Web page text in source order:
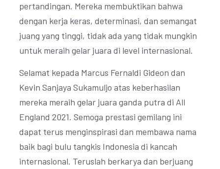
pertandingan. Mereka membuktikan bahwa
dengan kerja keras, determinasi, dan semangat
juang yang tinggi, tidak ada yang tidak mungkin
untuk meraih gelar juara di level internasional.
Selamat kepada Marcus Fernaldi Gideon dan
Kevin Sanjaya Sukamuljo atas keberhasilan
mereka meraih gelar juara ganda putra di All
England 2021. Semoga prestasi gemilang ini
dapat terus menginspirasi dan membawa nama
baik bagi bulu tangkis Indonesia di kancah
internasional. Teruslah berkarya dan berjuang